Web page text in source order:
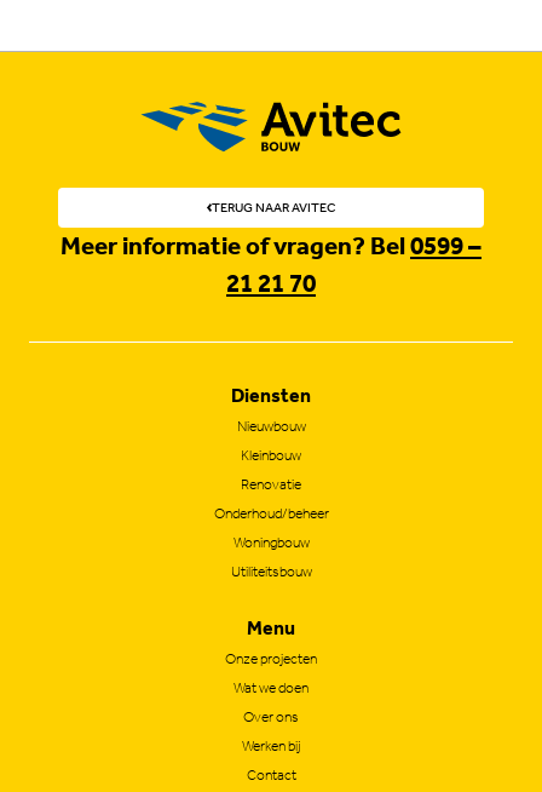
TERUG NAAR AVITEC
Meer informatie of vragen? Bel0599 –
21 21 70
Diensten
Nieuwbouw
Kleinbouw
Renovatie
Onderhoud/beheer
Woningbouw
Utiliteitsbouw
Menu
Onze projecten
Wat we doen
Over ons
Werken bij
Contact